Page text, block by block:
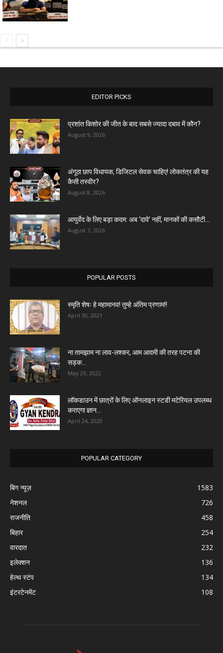
EDITOR PICKS
प्रशांत किशोर की जीत के बाद सबसे ज्यादा दबाव में कौन?
August 9, 2026
अंगूठा छाप विधायक, डिजिटल सेवक चाहिए! लोकतंत्र की यह
कैसी तस्वीर?
August 8, 2026
आयुर्वेद के लिए बड़ा कदम: अब ‘दावे’ नहीं, मानकों की कसौटी...
August 7, 2026
POPULAR POSTS
स्मृति शेषः हे महामानव! तुम्हे अंतिम प्रणाम!!
April 30, 2021
ना तामझाम ना लाव-लश्कर, आम आदमी की तरह पटना की
सड़क...
May 29, 2022
लॉकडाउन में छात्रों के लिए ऑनलाइन स्टडी मटेरियल उपलब्ध
कराएगा ज्ञान...
April 24, 2020
POPULAR CATEGORY
बिग न्यूज़
1583
नेशनल
726
राजनीति
458
बिहार
254
वारदात
232
इलेक्शन
136
हेल्थ स्टंप
134
इंटरटेनमेंट
108